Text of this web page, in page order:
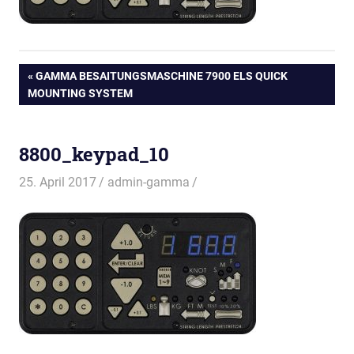
Beitragsnavigation
VORHERIGER
BEITRAG:
GAMMA BESAITUNGSMASCHINE 7900 ELS QUICK
MOUNTING SYSTEM
8800_keypad_10
25. April 2017 admin-gamma